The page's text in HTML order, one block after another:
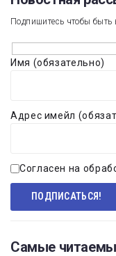
Подпишитесь чтобы быть
Имя (обязательно)
Адрес имейл
Согласен на
Самые